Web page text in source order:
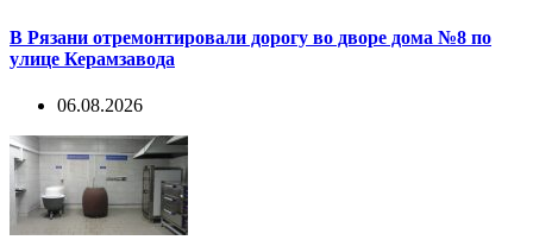
В Рязани отремонтировали дорогу во дворе дома №8 по
улице Керамзавода
06.08.2026